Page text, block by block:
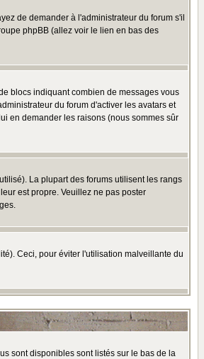
de demander à l'administrateur du forum s'il
phpBB (allez voir le lien en bas des
blocs indiquant combien de messages vous
du forum d'activer les avatars et
en demander les raisons (nous sommes sûr
La plupart des forums utilisent les rangs
est propre. Veuillez ne pas poster
Ceci, pour éviter l'utilisation malveillante du
sont disponibles sont listés sur le bas de la